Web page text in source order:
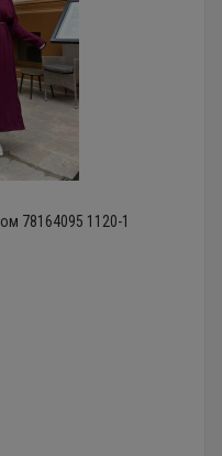
78164095 1120-1